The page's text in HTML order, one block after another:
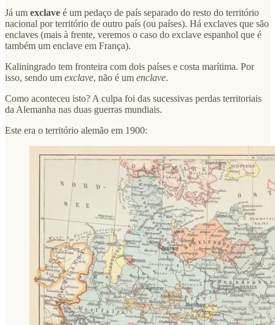
Já um exclave é um pedaço de país separado do resto do território
nacional por território de outro país (ou países). Há exclaves que são
enclaves (mais à frente, veremos o caso do exclave espanhol que é
também um enclave em França).
Kaliningrado tem fronteira com dois países e costa marítima. Por
isso, sendo um exclave, não é um enclave.
Como aconteceu isto? A culpa foi das sucessivas perdas territoriais
da Alemanha nas duas guerras mundiais.
Este era o território alemão em 1900: